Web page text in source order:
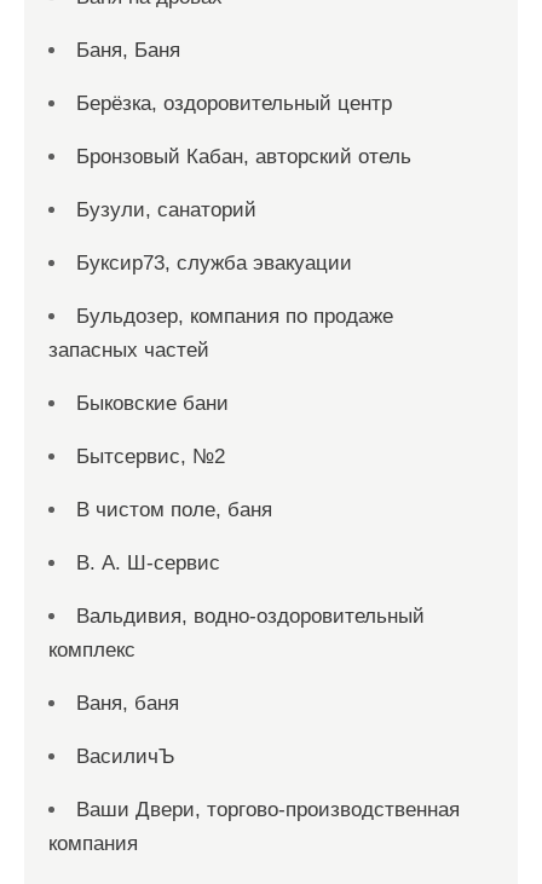
Баня, Баня
Берёзка, оздоровительный центр
Бронзовый Кабан, авторский отель
Бузули, санаторий
Буксир73, служба эвакуации
Бульдозер, компания по продаже
запасных частей
Быковские бани
Бытсервис, №2
В чистом поле, баня
В. А. Ш-сервис
Вальдивия, водно-оздоровительный
комплекс
Ваня, баня
ВасиличЪ
Ваши Двери, торгово-производственная
компания